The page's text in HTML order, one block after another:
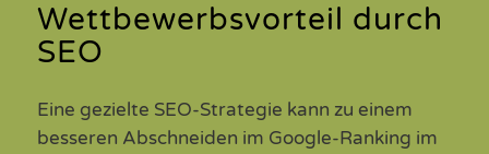
Wettbewerbsvorteil durch
SEO
Eine gezielte SEO-Strategie kann zu einem
besseren Abschneiden im Google-Ranking im